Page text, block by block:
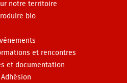
notre territoire
bio
et rencontres
et documentation
Adhésion